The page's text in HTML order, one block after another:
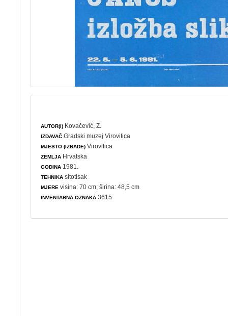
AUTOR(I) Kovačević, Z.
IZDAVAČ Gradski muzej Virovitica
MJESTO (IZRADE) Virovitica
ZEMLJA Hrvatska
GODINA 1981.
TEHNIKA sitotisak
MJERE visina: 70 cm; širina: 48,5 cm
INVENTARNA OZNAKA 3615